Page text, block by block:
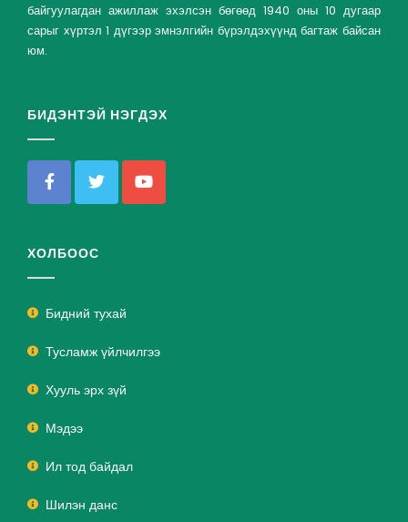
байгуулагдан ажиллаж эхэлсэн бөгөөд 1940 оны 10 дугаар
сарыг хүртэл 1 дүгээр эмнэлгийн бүрэлдэхүүнд багтаж байсан
юм.
БИДЭНТЭЙ НЭГДЭХ
ХОЛБООС
Бидний тухай
Тусламж үйлчилгээ
Хууль эрх зүй
Мэдээ
Ил тод байдал
Шилэн данс